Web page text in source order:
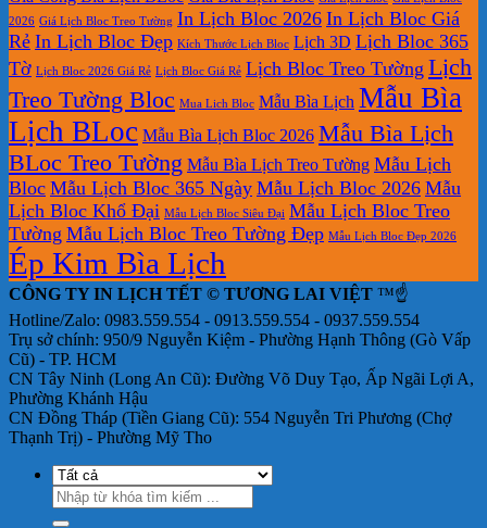
Để
Bàn
2026 Giá Lịch Bloc Treo Tường In Lịch Bloc 2026 In Lịch Bloc Giá
Rẻ In Lịch Bloc Đẹp Kích Thước Lịch Bloc Lịch 3D Lịch Bloc 365
Tờ Lịch Bloc 2026 Giá Rẻ Lịch Bloc Giá Rẻ Lịch Bloc Treo Tường Lịch
Treo Tường Bloc Mua Lich Bloc Mẫu Bìa Lịch Mẫu Bìa
Lịch BLoc Mẫu Bìa Lịch Bloc 2026 Mẫu Bìa Lịch
BLoc Treo Tường Mẫu Bìa Lịch Treo Tường Mẫu Lịch
Bloc Mẫu Lịch Bloc 365 Ngày Mẫu Lịch Bloc 2026 Mẫu
Lịch Bloc Khổ Đại Mẫu Lịch Bloc Siêu Đại Mẫu Lịch Bloc Treo
Tường Mẫu Lịch Bloc Treo Tường Đẹp Mẫu Lịch Bloc Đẹp 2026
Ép Kim Bìa Lịch
CÔNG TY IN LỊCH TẾT © TƯƠNG LAI VIỆT ™☝️
Hotline/Zalo: 0983.559.554 - 0913.559.554 - 0937.559.554
Trụ sở chính: 950/9 Nguyễn Kiệm - Phường Hạnh Thông (Gò Vấp
Cũ) - TP. HCM
CN Tây Ninh (Long An Cũ): Đường Võ Duy Tạo, Ấp Ngãi Lợi A,
Phường Khánh Hậu
CN Đồng Tháp (Tiền Giang Cũ): 554 Nguyễn Tri Phương (Chợ
Thạnh Trị) - Phường Mỹ Tho
Tìm
kiếm: